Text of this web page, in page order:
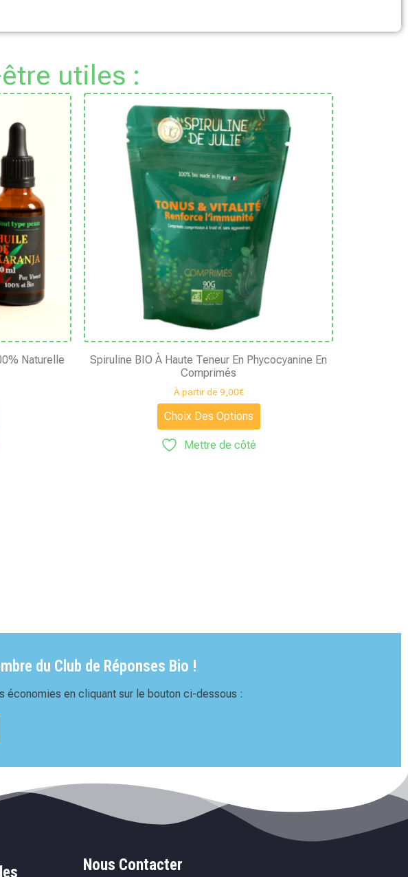
utiles :
Naturelle
Spiruline BIO À Haute Teneur En Phycocyanine En
Comprimés
À partir de 9,00€
Choix Des Options
Mettre de côté
du Club de Réponses Bio !
économies en cliquant sur le bouton ci-dessous :
Nous Contacter